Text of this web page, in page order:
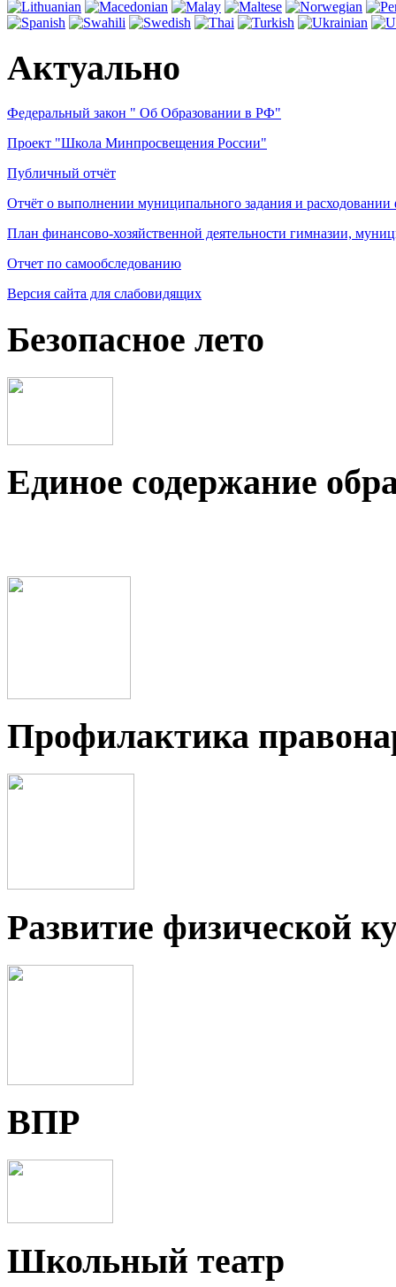
Актуально
Федеральный закон " Об Образовании в РФ"
Проект "Школа Минпросвещения России"
Публичный отчёт
Отчёт о выполнении муниципального задания и
План финансово-хозяйственной деятельности гимназии,
Отчет по самообследованию
Версия сайта для слабовидящих
Безопасное лето
Единое содержание
Профилактика
Развитие физической
ВПР
Школьный театр